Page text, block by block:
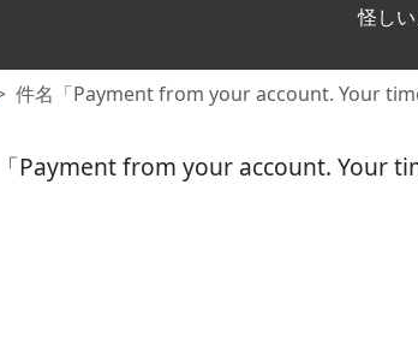
怪し
件名「Payment from your account. Your
Payment from your account. Your